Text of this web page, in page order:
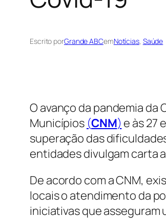
Escrito porGrande ABCemNotícias, Saúde
O avanço da pandemia
Municípios (CNM) e às 27
superação das
entidades divulgam carta
De acordo com a CNM,
locais o atendimento da
iniciativas que asseguram